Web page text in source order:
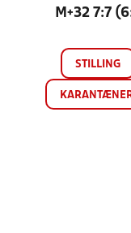
M+32 7:7
STILLING